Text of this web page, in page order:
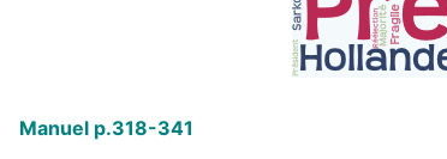
Manuel p.318-341